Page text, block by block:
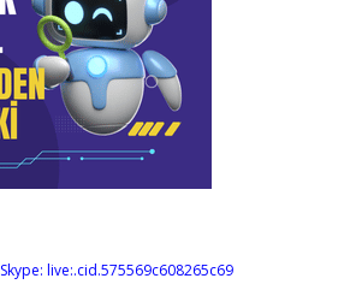
Skype: live:.cid.575569c608265c69